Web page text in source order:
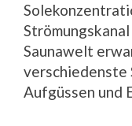
Saunawelt
verschiedenste
Aufgüssen und